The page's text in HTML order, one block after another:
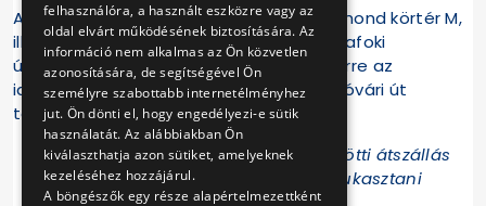
A 33-as és a 133E autóbusz Móricz Zsigmond körtér M,
illetve Újpalota, Nyírpalota út irányú Budafoki
út/Dombóvári út megállóhelyét ugyanerre az
időszakra 110 méterrel hátrébb, a Dombóvári út
torkolata elé helyezik.
Az 1-es villamos és a 103-as busz közötti átszállás
során nem szükséges új jegyet lyukasztani
felhasználóra, a használt eszközre vagy az
oldal elvárt működésének biztosítására. Az
információ nem alkalmas az Ön közvetlen
azonosítására, de segítségével Ön
személyre szabottabb internetélményhez
jut. Ön dönti el, hogy engedélyezi-e sütik
használatát. Az alábbiakban Ön
kiválaszthatja azon sütiket, amelyeknek
kezeléséhez hozzájárul.
A böngészők egy része alapértelmezettként